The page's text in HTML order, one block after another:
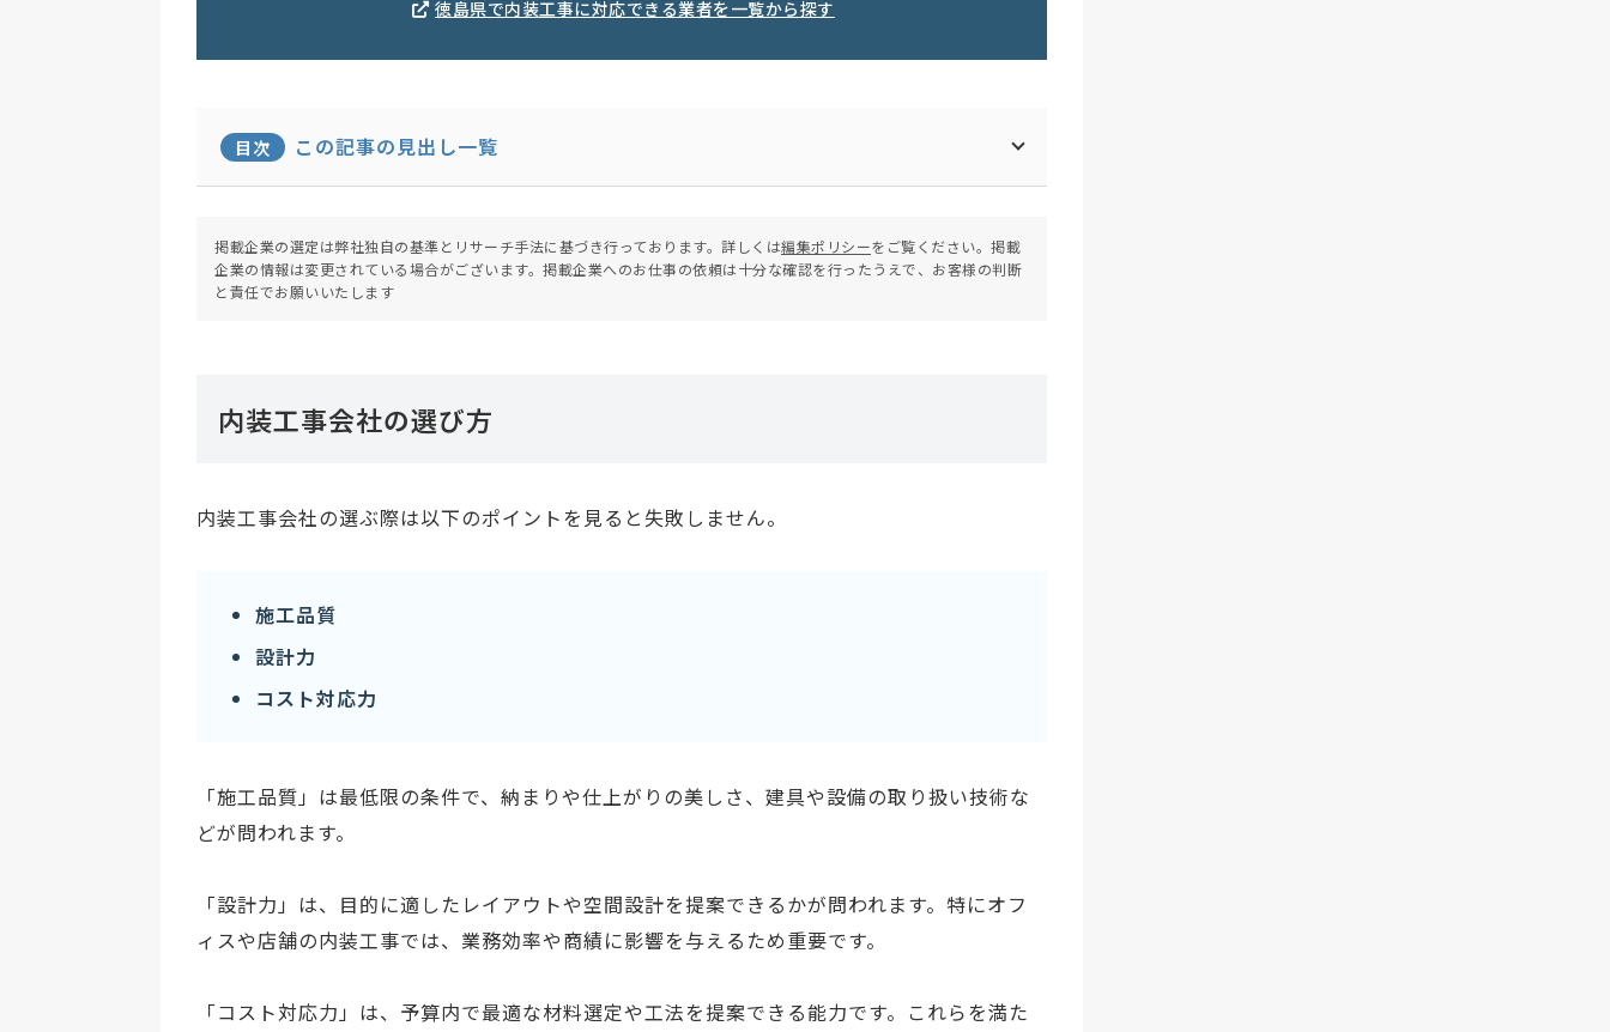
徳島県で内装工事に対応できる業者を一覧から探す
目次 この記事の見出し一覧
掲載企業の選定は弊社独自の基準とリサーチ手法に基づき行っております。詳しくは編集ポリシーをご覧ください。掲載
企業の情報は変更されている場合がございます。掲載企業へのお仕事の依頼は十分な確認を行ったうえで、お客様の判断
と責任でお願いいたします
内装工事会社の選び方
内装工事会社の選ぶ際は以下のポイントを見ると失敗しません。
施工品質
設計力
コスト対応力
「施工品質」は最低限の条件で、納まりや仕上がりの美しさ、建具や設備の取り扱い技術な
どが問われます。
「設計力」は、目的に適したレイアウトや空間設計を提案できるかが問われます。特にオフ
ィスや店舗の内装工事では、業務効率や商績に影響を与えるため重要です。
「コスト対応力」は、予算内で最適な材料選定や工法を提案できる能力です。これらを満た